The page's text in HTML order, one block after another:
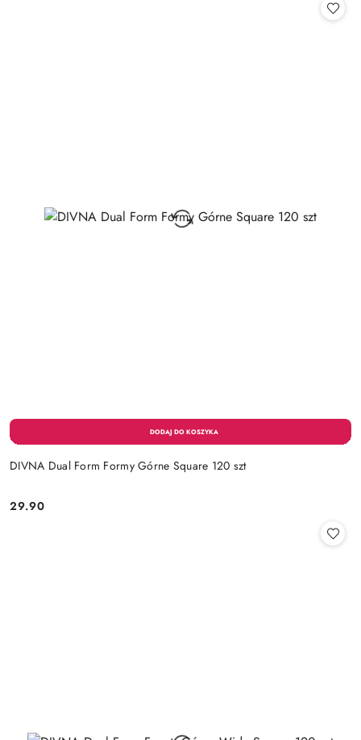
DIVNA Dual Form Formy Górne Square 120 szt
Cena:
29.90